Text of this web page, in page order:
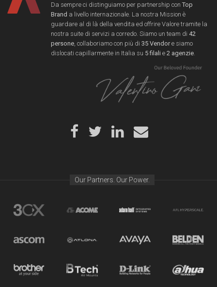
Da sempre ci distinguiamo per partnership con Top
Brand a livello internazionale. La nostra Mission è
guardare al di là della vendita ed offrire Valore tramite la
nostra suite di servizi a corredo. Siamo un team di 42
persone , collaboriamo con più di 35 Vendore siamo
dislocati capillarmente in Italia su 5 filali e 2 agenzie